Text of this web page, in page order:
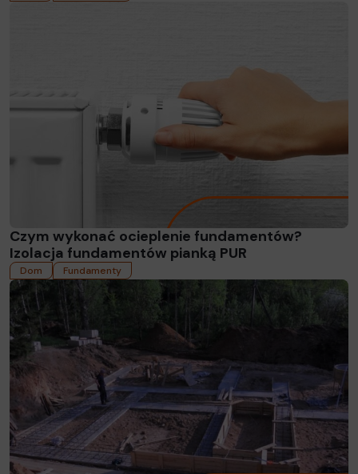
Czym wykonać ocieplenie fundamentów?
Izolacja fundamentów pianką PUR
Dom Fundamenty
Czytaj więcej